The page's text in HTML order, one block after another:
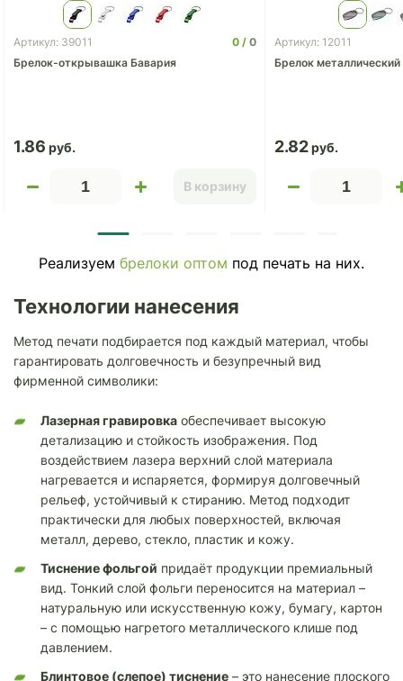
Артикул: 39011 0
0
Брелок-открывашка Бавария
1.86
В корзину
Артикул: 12011
Брелок металлический
2.82
Реализуем брелоки оптом под печать на них.
Технологии нанесения
Метод печати подбирается под каждый материал, чтобы
гарантировать долговечность и безупречный вид
фирменной символики:
Лазерная гравировка обеспечивает высокую
детализацию и стойкость изображения. Под
воздействием лазера верхний слой материала
нагревается и испаряется, формируя долговечный
рельеф, устойчивый к стиранию. Метод подходит
практически для любых поверхностей, включая
металл, дерево, стекло, пластик и кожу.
Тиснение фольгой придаёт продукции премиальный
вид. Тонкий слой фольги переносится на материал –
натуральную или искусственную кожу, бумагу, картон
– с помощью нагретого металлического клише под
давлением.
Блинтовое (слепое) тиснение – это нанесение плоского